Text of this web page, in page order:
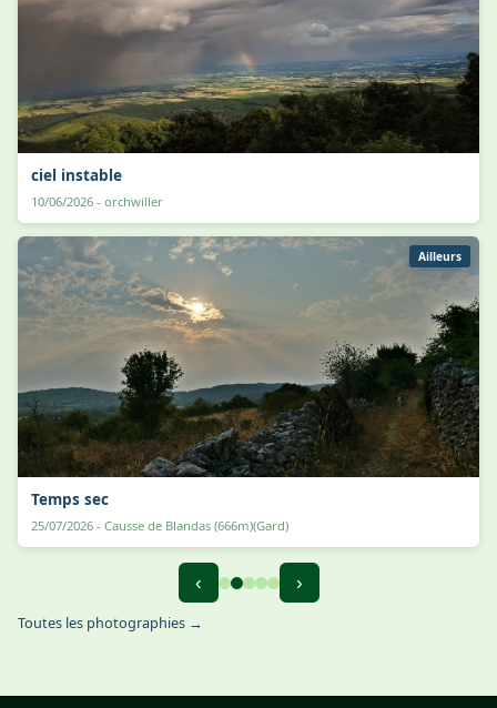
ciel instable
10/06/2026 - orchwiller
Ailleurs
Temps sec
25/07/2026 - Causse de Blandas (666m)(Gard)
‹ ›
Toutes les photographies →